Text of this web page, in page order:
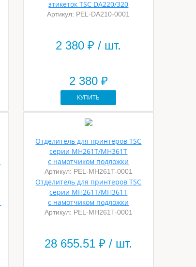
этикеток TSC DA220/320
Артикул: PEL-DA210-0001
2 380 ₽ / шт.
2 380 ₽
КУПИТЬ
Отделитель для принтеров TSC
серии MH261T/MH361T
с намотчиком подложки
Артикул: PEL-MH261T-0001
Отделитель для принтеров TSC
серии MH261T/MH361T
с намотчиком подложки
Артикул: PEL-MH261T-0001
28 655.51 ₽ / шт.